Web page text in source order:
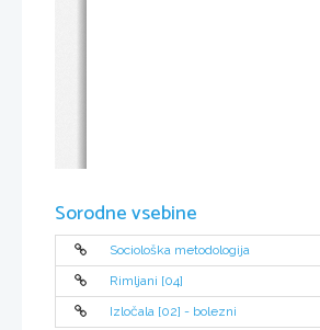
Sorodne vsebine
Sociološka metodologija
Rimljani [04]
Izločala [02] - bolezni